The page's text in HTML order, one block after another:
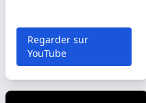
Regarder sur
YouTube